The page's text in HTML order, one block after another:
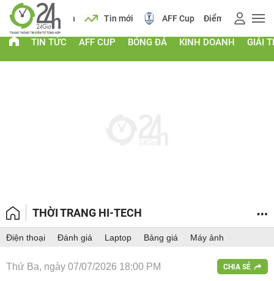
Lịch Tin mới AFF Cup Điểm chuẩn 2026
TIN TỨC AFF CUP BÓNG ĐÁ KINH DOANH GIẢI
THỜI TRANG HI-TECH
Điện thoại Đánh giá Laptop Bảng giá Máy ảnh
Thứ Ba, ngày 07/07/2026 18:00 PM CHIA SẺ